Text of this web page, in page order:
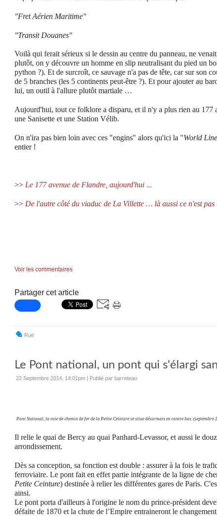
"Fret Aérien Maritime"
"Transit Douanes"
Voilà qui ferait sérieux si le dessin au centre du panneau, ne
plutôt, on y découvre un homme en slip neutralisant du pied un
python ?). Et de surcroît, ce sauvage n'a pas de tête, car sur son
de 5 branches (les 5 continents peut-être ?). Et pour ajouter au
lui, un outil à l'allure plutôt martiale …
Aujourd'hui, tout ce folklore a disparu, et il n'y a plus rien au
une Sanisette et une Station Vélib.
On n'ira pas bien loin avec ces "engins" alors qu'ici la "World
entier !
>> Le 177 avenue de Flandre, aujourd'hui ...
>> De l'autre côté du viaduc de La Villette … là aussi ce n'est
Voir les commentaires
Partager cet article
Rue
Le Pont national, un pont qui s'élargi
22 Septembre 2014, 14:01pm | Publié par barreteau
Pont National, la voie de chemin de fer de la Petite Ceinture se situe désormais en contre bas. (septembre
Il relie le quai de Bercy au quai Panhard-Levassor, et aussi le
arrondissement.
Dès sa conception, sa fonction est double : assurer à la fois le
ferroviaire. Le pont fait en effet partie intégrante de la ligne de
Petite Ceinture) destinée à relier les différentes gares de Paris.
ainsi.
Le pont porta d'ailleurs à l'origine le nom du prince-président
défaite de 1870 et la chute de l’Empire entraineront le